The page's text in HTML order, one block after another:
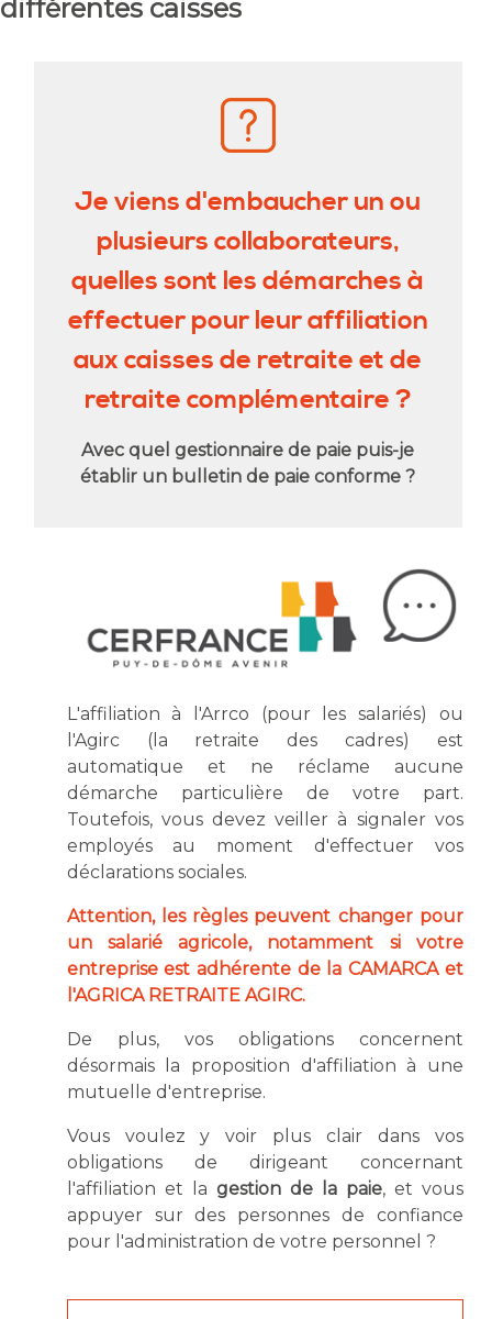
différentes caisses
Je viens d'embaucher un ou
plusieurs collaborateurs,
quelles sont les démarches à
effectuer pour leur affiliation
aux caisses de retraite et de
retraite complémentaire ?
Avec quel gestionnaire de paie puis-je
établir un bulletin de paie conforme ?
L'affiliation à l'Arrco (pour les salariés) ou
l'Agirc (la retraite des cadres) est
automatique et ne réclame aucune
démarche particulière de votre part.
Toutefois, vous devez veiller à signaler vos
employés au moment d'effectuer vos
déclarations sociales.
Attention, les règles peuvent changer pour
un salarié agricole, notamment si votre
entreprise est adhérente de la CAMARCA et
l'AGRICA RETRAITE AGIRC.
De plus, vos obligations concernent
désormais la proposition d'affiliation à une
mutuelle d'entreprise.
Vous voulez y voir plus clair dans vos
obligations de dirigeant concernant
l'affiliation et la gestion de la paie, et vous
appuyer sur des personnes de confiance
pour l'administration de votre personnel ?